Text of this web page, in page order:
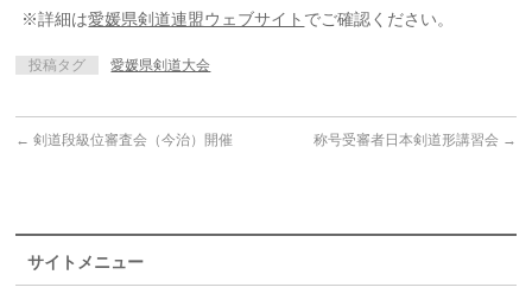
※詳細は愛媛県剣道連盟ウェブサイト でご確認ください。
投稿タグ 愛媛県剣道大会
← 剣道段級位審査会（今治）開催 称号受審者日本剣道形講習会 →
サイトメニュー